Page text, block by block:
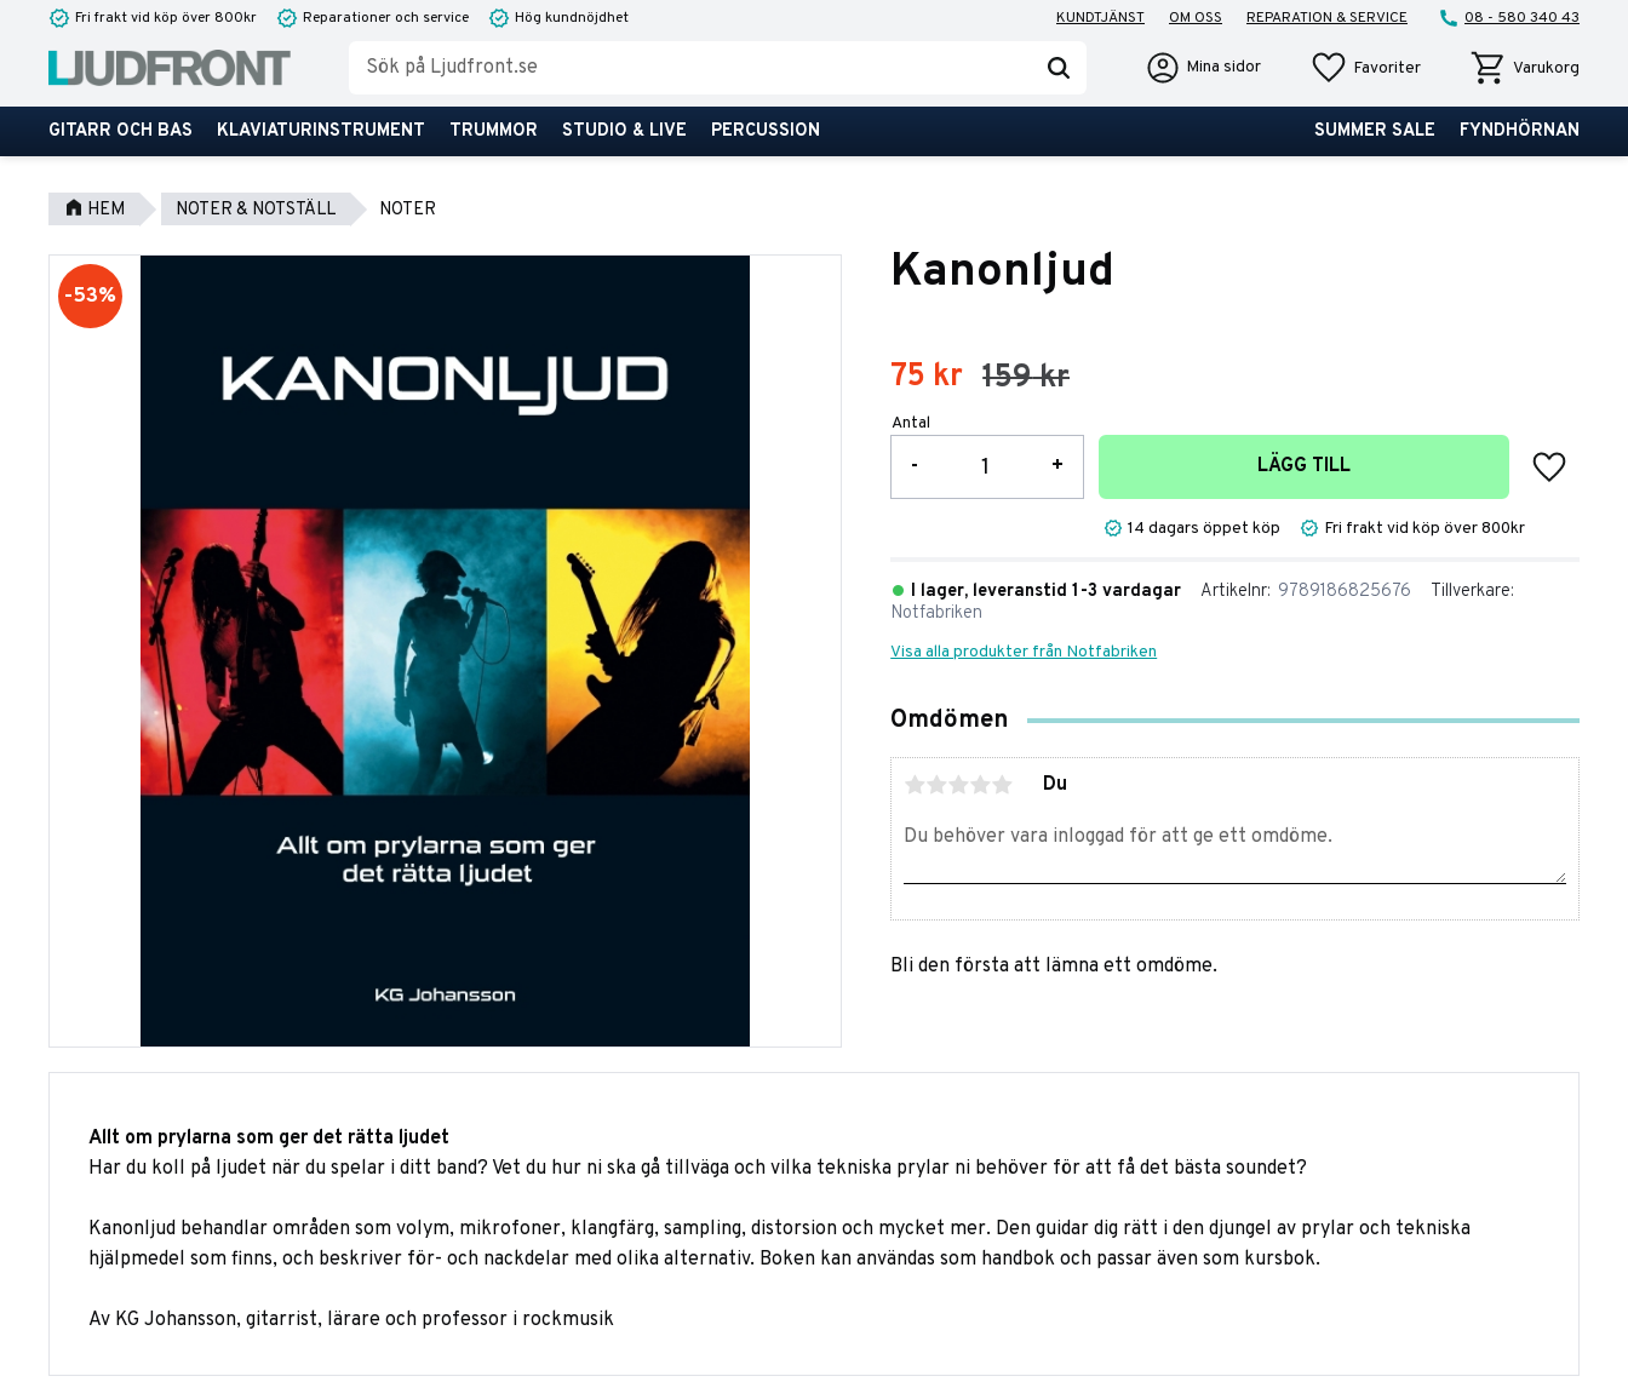
Fri frakt vid köp över 800kr Reparationer och service Hög kundnöjdhet KUNDTJÄNST OM OSS REPARATION & SERVICE 08 - 580 340 43
Mina sidor FavoriterFavoriter KundvagnVarukorg
GITARR OCH BAS KLAVIATURINSTRUMENT TRUMMOR STUDIO & LIVE PERCUSSION SUMMER SALE FYNDHÖRNAN
HEM NOTER & NOTSTÄLL NOTER
Kanonljud
53%
Nedsatt pris:
75 kr Ordinarie pris:
159kr
Antal
+
- LÄGG TILL
Lägg till
14 dagars öppet köp Fri frakt vid köp över 800kr
I lager, leveranstid 1-3 vardagar Artikelnr 9789186825676
Tillverkare
Notfabriken
Visa alla produkter från Notfabriken
Omdömen
Du
Bli den första att lämna ett omdöme.
Allt om prylarna som ger det rätta ljudet
Har du koll på ljudet när du spelar i ditt band? Vet du hur ni ska gå tillväga och vilka tekniska prylar ni behöver för att få det bästa soundet?
Kanonljud behandlar områden som volym, mikrofoner, klangfärg, sampling, distorsion och mycket mer. Den guidar dig rätt i den djungel av prylar och tekniska
hjälpmedel som finns, och beskriver för- och nackdelar med olika alternativ. Boken kan användas som handbok och passar även som kursbok.
Av KG Johansson, gitarrist, lärare och professor i rockmusik